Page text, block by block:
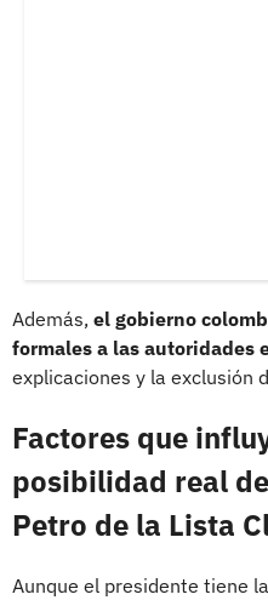
Además, el gobierno
formales a las autoridades
explicaciones y la exclusión
Factores que
posibilidad real
Petro de la Lista
Aunque el presidente tiene